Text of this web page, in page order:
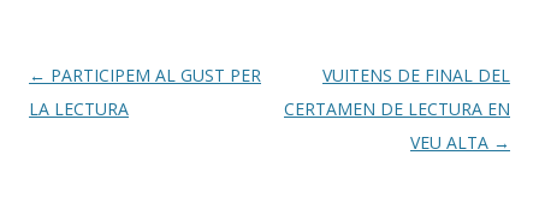
Post
navigation
← PARTICIPEM AL GUST PER
LA LECTURA
VUITENS DE FINAL DEL
CERTAMEN DE LECTURA EN
VEU ALTA →